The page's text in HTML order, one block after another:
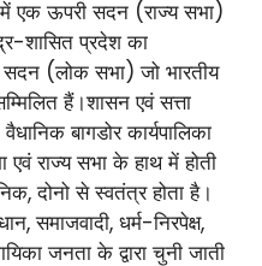
में एक ऊपरी सदन (राज्य सभा)
शासित प्रदेश का
सदन (लोक सभा) जो भारतीय
हैं।शासन एवं सत्ता
बागडोर कार्यपालिका
राज्य सभा के हाथ में होती
दोनो से स्वतंत्र होता है।
समाजवादी, धर्म-निरपेक्ष,
जनता के द्वारा चुनी जाती